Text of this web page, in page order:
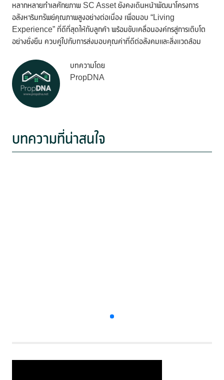
หลากหลายทำเลศักยภาพ SC Asset ยังคงเดินหน้าพัฒนาโครงการ
อสังหาริมทรัพย์คุณภาพสูงอย่างต่อเนื่อง เพื่อมอบ “Living
Experience” ที่ดีที่สุดให้กับลูกค้า พร้อมขับเคลื่อนองค์กรสู่การเติบโต
อย่างยั่งยืน ควบคู่ไปกับการส่งมอบคุณค่าที่ดีต่อสังคมและสิ่งแวดล้อม
บทความโดย
PropDNA
บทความที่น่าสนใจ